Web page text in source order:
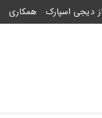
دیجی اسپارک همکاری